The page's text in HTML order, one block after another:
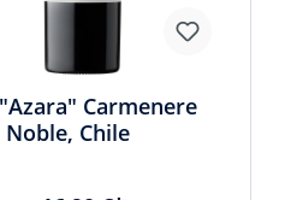
Carmenere
Chile